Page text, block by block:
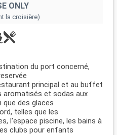
ONLY
la croisière)
du port concerné,
principal et au buffet
aromatisés et sodas aux
que des glaces
telles que les
l'espace piscine, les bains à
clubs pour enfants